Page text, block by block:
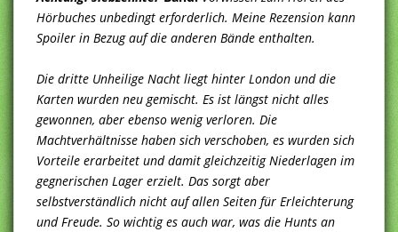
Hörbuches unbedingt erforderlich. Meine Rezension kann
Spoiler in Bezug auf die anderen Bände enthalten.
Die dritte Unheilige Nacht liegt hinter London und die
Karten wurden neu gemischt. Es ist längst nicht alles
gewonnen, aber ebenso wenig verloren. Die
Machtverhältnisse haben sich verschoben, es wurden sich
Vorteile erarbeitet und damit gleichzeitig Niederlagen im
gegnerischen Lager erzielt. Das sorgt aber
selbstverständlich nicht auf allen Seiten für Erleichterung
und Freude. So wichtig es auch war, was die Hunts an